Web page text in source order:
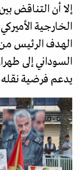
إلا أن التناقض
الخارجية
الهدف الرئيس من
السوداني إلى
يدعم فرضية نقله